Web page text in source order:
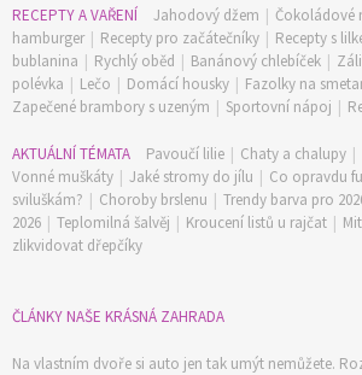
RECEPTY A VAŘENÍ Jahodový džem | Čokoládové
hamburger | Recepty pro začátečníky | Recepty s
bublanina | Rychlý oběd | Banánový chlebíček |
polévka | Lečo | Domácí housky | Fazolky na
Zapečené brambory s uzeným | Sportovní nápoj |
AKTUÁLNÍ TÉMATA Pavoučí lilie | Chaty a chalupy |
Vonné muškáty | Jaké stromy do jílu | Co opravdu
sviluškám? | Choroby brslenu | Trendy barva pro
2026 | Teplomilná šalvěj | Kroucení listů u rajčat |
zlikvidovat dřepčíky
ČLÁNKY NAŠE KRÁSNÁ ZAHRADA
Na vlastním dvoře si auto jen tak umýt nemůžete.